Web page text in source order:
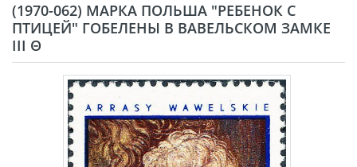
(1970-062) МАРКА ПОЛЬША "РЕБЕНОК С
ПТИЦЕЙ" ГОБЕЛЕНЫ В ВАВЕЛЬСКОМ ЗАМКЕ
III Θ